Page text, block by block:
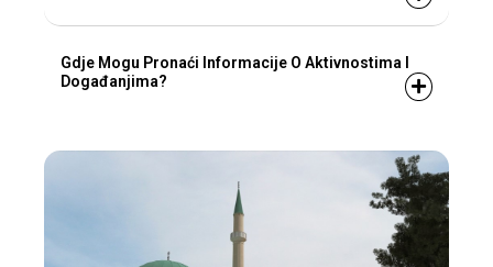
Gdje Mogu Pronaći Informacije O Aktivnostima I
Događanjima?